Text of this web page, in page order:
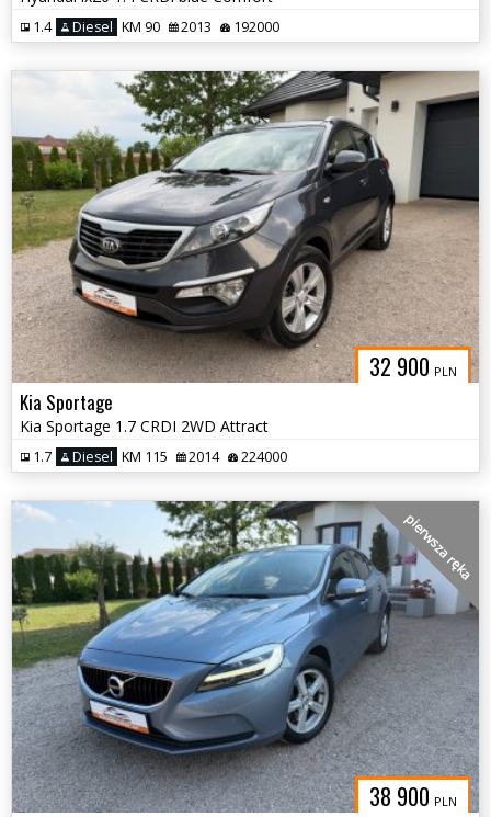
1.4 Diesel KM 90 2013 192000
32 900 PLN
Kia Sportage
Kia Sportage 1.7 CRDI 2WD Attract
1.7 Diesel KM 115 2014 224000
38 900 PLN
pierwsza ręka